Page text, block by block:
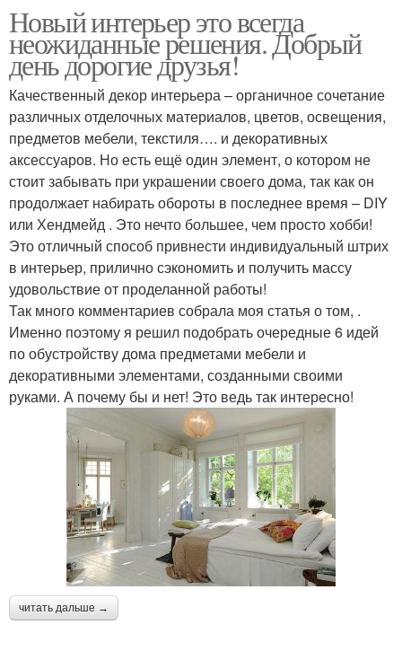
Новый интерьер это всегда
неожиданные решения. Добрый
день дорогие друзья!
Качественный декор интерьера – органичное сочетание
различных отделочных материалов, цветов, освещения,
предметов мебели, текстиля…. и декоративных
аксессуаров. Но есть ещё один элемент, о котором не
стоит забывать при украшении своего дома, так как он
продолжает набирать обороты в последнее время – DIY
или Хендмейд . Это нечто большее, чем просто хобби!
Это отличный способ привнести индивидуальный штрих
в интерьер, прилично сэкономить и получить массу
удовольствие от проделанной работы!
Так много комментариев собрала моя статья о том, .
Именно поэтому я решил подобрать очередные 6 идей
по обустройству дома предметами мебели и
декоративными элементами, созданными своими
руками. А почему бы и нет! Это ведь так интересно!
читать дальше →